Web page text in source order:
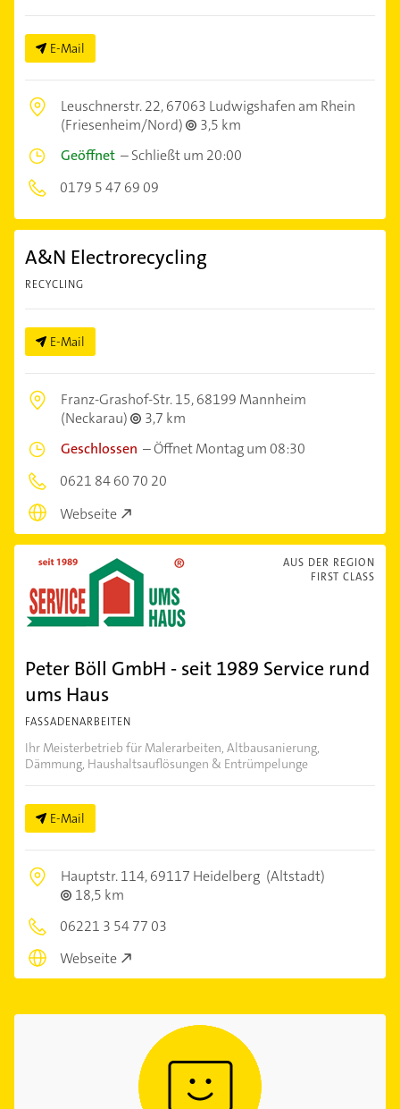
E-Mail
Leuschnerstr. 22,67063 Ludwigshafen am Rhein
(Friesenheim/Nord)
3,5 km
Geöffnet –Schließt um 20:00
0179 5 47 69 09
A&N Electrorecycling
RECYCLING
E-Mail
Franz-Grashof-Str. 15,68199 Mannheim
(Neckarau)
3,7 km
Geschlossen –Öffnet Montag um 08:30
0621 84 60 70 20
Webseite
AUS DER REGION
FIRST CLASS
Peter Böll GmbH - seit 1989 Service rund
ums Haus
FASSADENARBEITEN
Ihr Meisterbetrieb für Malerarbeiten, Altbausanierung,
Dämmung, Haushaltsauflösungen & Entrümpelunge
E-Mail
Hauptstr. 114,69117 Heidelberg (Altstadt)
18,5 km
06221 3 54 77 03
Webseite